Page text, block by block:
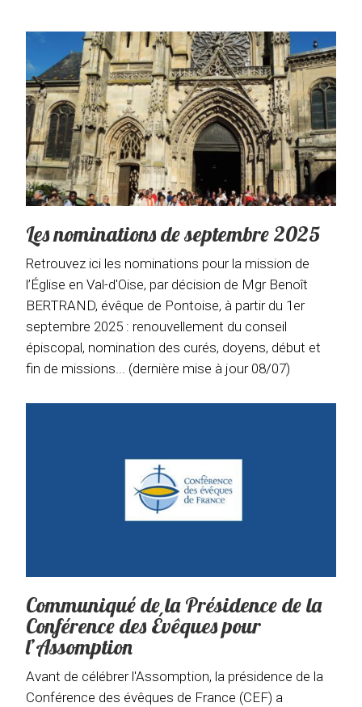
Les nominations de septembre 2025
Retrouvez ici les nominations pour la mission de
l’Église en Val-d'Oise, par décision de Mgr Benoît
BERTRAND, évêque de Pontoise, à partir du 1er
septembre 2025 : renouvellement du conseil
épiscopal, nomination des curés, doyens, début et
fin de missions... (dernière mise à jour 08/07)
Communiqué de la Présidence de la
Conférence des Évêques pour
l’Assomption
Avant de célébrer l'Assomption, la présidence de la
Conférence des évêques de France (CEF) a